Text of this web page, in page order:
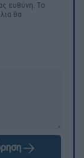
ευθύνη. Το
θα